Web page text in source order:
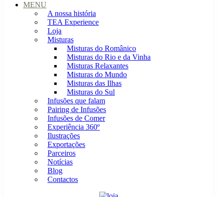
MENU
A nossa história
TEA Experience
Loja
Misturas
Misturas do Românico
Misturas do Rio e da Vinha
Misturas Relaxantes
Misturas do Mundo
Misturas das Ilhas
Misturas do Sul
Infusões que falam
Pairing de Infusões
Infusões de Comer
Experiência 360º
Ilustrações
Exportações
Parceiros
Notícias
Blog
Contactos